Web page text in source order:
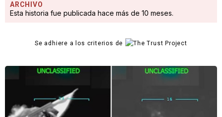
ARCHIVO
Esta historia fue publicada hace más de 10 meses.
Se adhiere a los criterios de